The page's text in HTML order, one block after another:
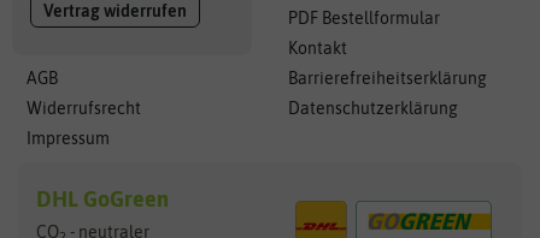
Vertrag widerrufen
AGB
Widerrufsrecht
Impressum
PDF Bestellformular
Kontakt
Barrierefreiheitserklärung
Datenschutzerklärung
DHL GoGreen
CO
- neutraler